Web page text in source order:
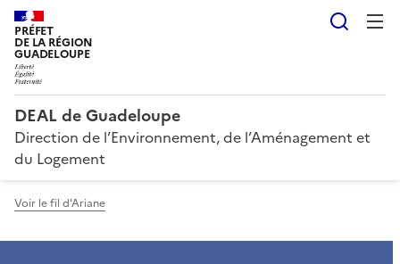
PRÉFET
DE LA RÉGION
GUADELOUPE
DEAL de Guadeloupe
Direction de l’Environnement, de l’Aménagement et
du Logement
Voir le fil d'Ariane